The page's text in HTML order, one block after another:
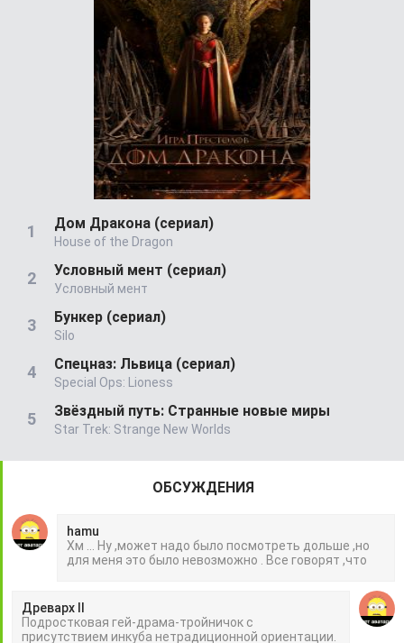
Дом Дракона (сериал)
House of the Dragon
Условный мент (сериал)
Условный мент
Бункер (сериал)
Silo
Спецназ: Львица (сериал)
Special Ops: Lioness
Звёздный путь: Странные новые миры
Star Trek: Strange New Worlds
ОБСУЖДЕНИЯ
hamu
Хм ... Ну ,может надо было посмотреть дольше ,но
для меня это было невозможно . Все говорят ,что
Древарх II
Подростковая гей-драма-тройничок с
присутствием инкуба нетрадиционной ориентации.